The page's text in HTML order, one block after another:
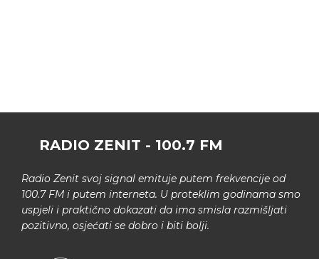
RADIO ZENIT - 100.7 FM
Radio Zenit svoj signal emituje putem frekvencije od
100.7 FM i putem interneta. U proteklim godinama smo
uspjeli i praktično dokazati da ima smisla razmišljati
pozitivno, osjećati se dobro i biti bolji.